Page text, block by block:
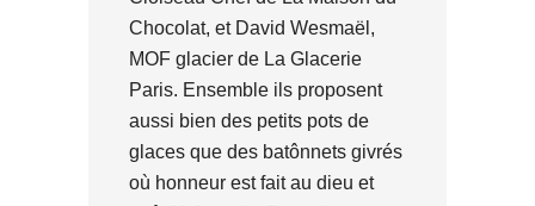
Chocolat, et David Wesmaël,
MOF glacier de La Glacerie
Paris. Ensemble ils proposent
aussi bien des petits pots de
glaces que des batônnets givrés
où honneur est fait au dieu et